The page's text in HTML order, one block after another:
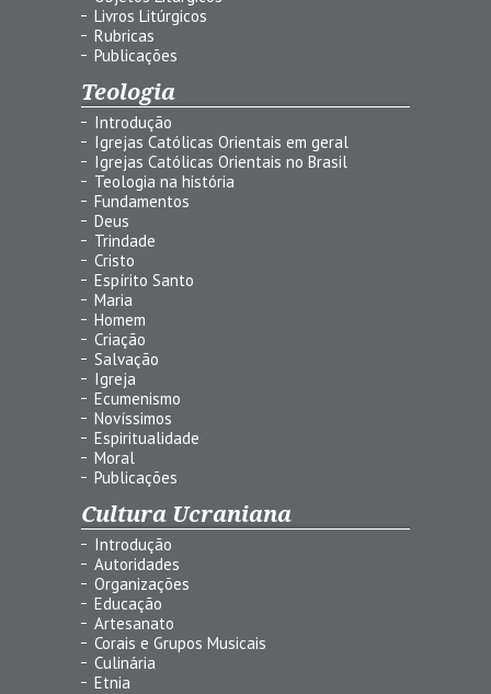
Livros Litúrgicos
Rubricas
Publicações
Teologia
Introdução
Igrejas Católicas Orientais em geral
Igrejas Católicas Orientais no Brasil
Teologia na história
Fundamentos
Deus
Trindade
Cristo
Espírito Santo
Maria
Homem
Criação
Salvação
Igreja
Ecumenismo
Novíssimos
Espiritualidade
Moral
Publicações
Cultura Ucraniana
Introdução
Autoridades
Organizações
Educação
Artesanato
Corais e Grupos Musicais
Culinária
Etnia